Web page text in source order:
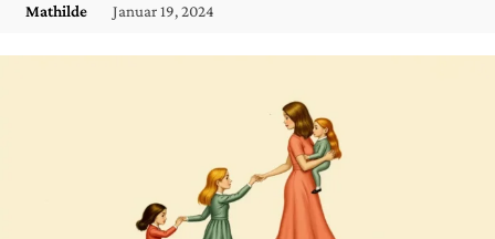
Mathilde Januar 19, 2024